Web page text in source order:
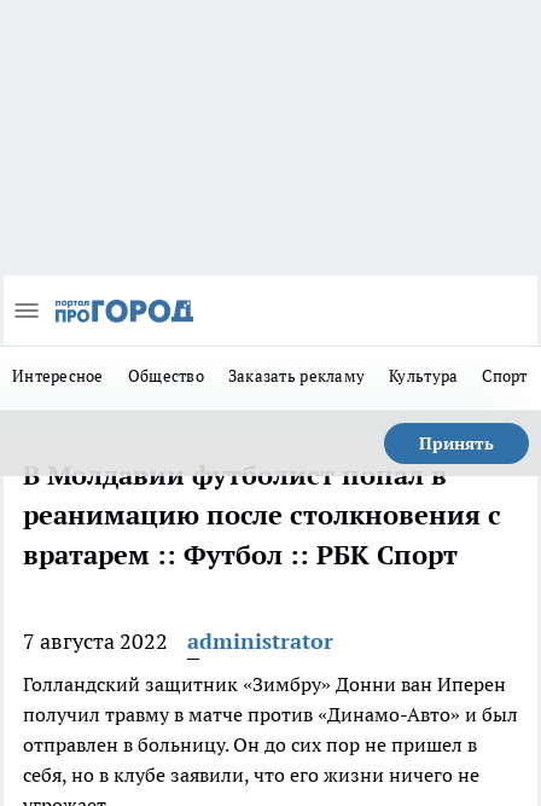
Интересное Общество Заказать рекламу Культура Спорт
Принять
В Молдавии футболист попал в
реанимацию после столкновения с
вратарем :: Футбол :: РБК Спорт
7 августа 2022 administrator
Голландский защитник «Зимбру» Донни ван Иперен
получил травму в матче против «Динамо-Авто» и был
отправлен в больницу. Он до сих пор не пришел в
себя, но в клубе заявили, что его жизни ничего не